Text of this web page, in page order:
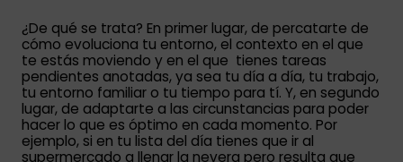
¿De qué se trata? En primer lugar, de percatarte de
cómo evoluciona tu entorno, el contexto en el que
te estás moviendo y en el que tienes tareas
pendientes anotadas, ya sea tu día a día, tu trabajo,
tu entorno familiar o tu tiempo para tí. Y, en segundo
lugar, de adaptarte a las circunstancias para poder
hacer lo que es óptimo en cada momento. Por
ejemplo, si en tu lista del día tienes que ir al
supermercado a llenar la nevera pero resulta que